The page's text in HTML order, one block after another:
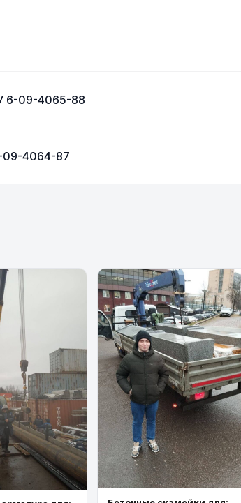
6-09-4065-88
09-4064-87